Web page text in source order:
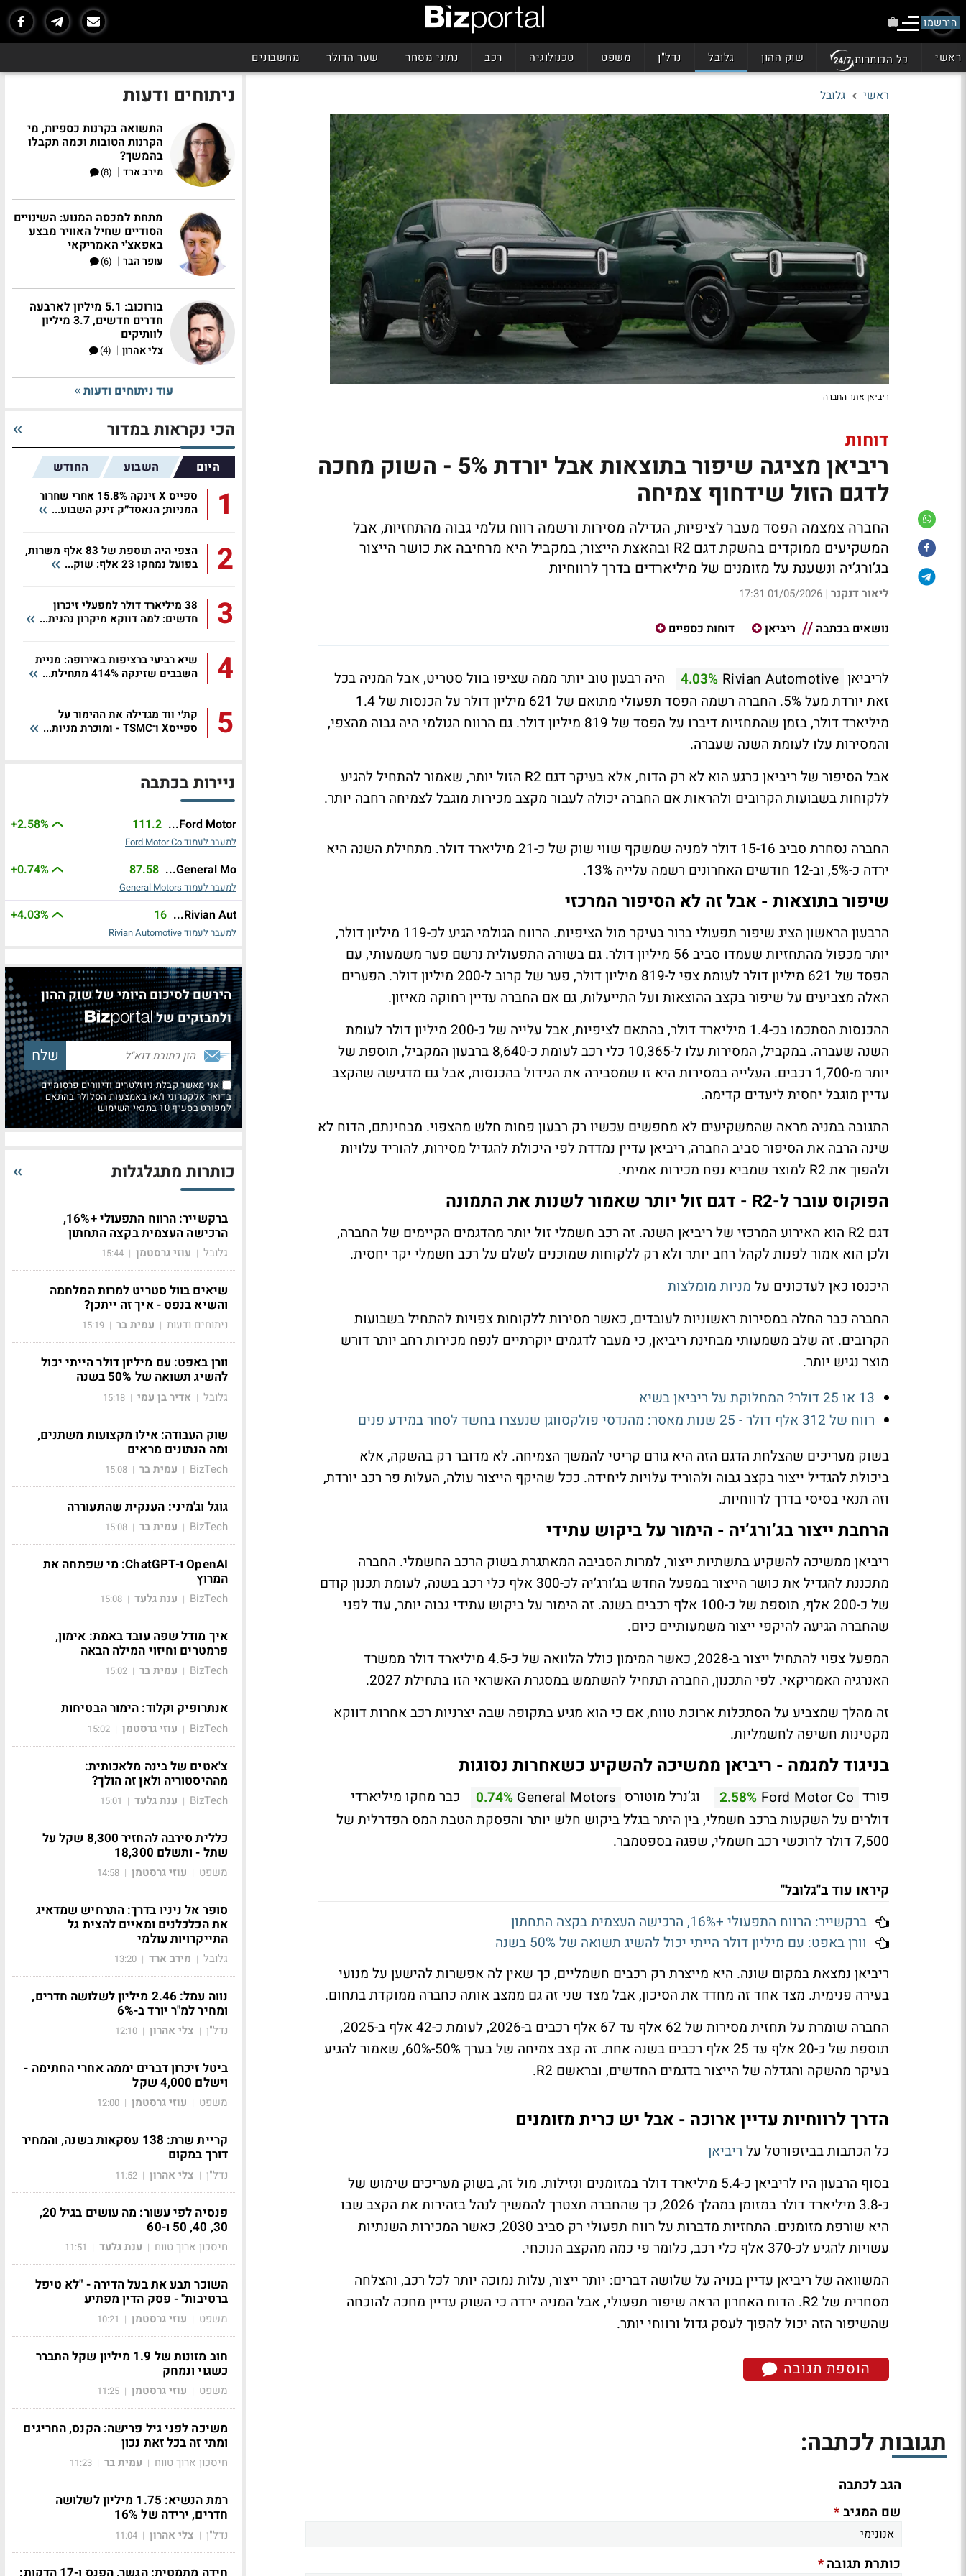
הירשמו
ראשי כל הכותרות שוק ההון גלובל נדל"ן משפט טכנולוגיה רכב נתוני מסחר שער הדולר מחשבונים
ראשי גלובל
ריביאן אתר החברה
דוחות
ריביאן מציגה שיפור בתוצאות אבל יורדת 5% - השוק מחכה
לדגם הזול שידחוף צמיחה
החברה צמצמה הפסד מעבר לציפיות, הגדילה מסירות ורשמה רווח גולמי גבוה מהתחזיות, אבל
המשקיעים ממוקדים בהשקת דגם R2 ובהאצת הייצור; במקביל היא מרחיבה את כושר הייצור
בג’ורג’יה ונשענת על מזומנים של מיליארדים בדרך לרווחיות
ליאור דנקנר |
01/05/2026 17:31
נושאים בכתבה ריביאן דוחות כספיים
לריביאן Rivian Automotive
4.03%
היה רבעון טוב יותר ממה שציפו בוול סטריט, אבל המניה בכל
זאת יורדת מעל 5%. החברה רשמה הפסד תפעולי מתואם של 621 מיליון דולר על הכנסות של 1.4
מיליארד דולר, בזמן שהתחזיות דיברו על הפסד של 819 מיליון דולר. גם הרווח הגולמי היה גבוה מהצפי,
והמסירות עלו לעומת השנה שעברה.
אבל הסיפור של ריביאן כרגע הוא לא רק הדוח, אלא בעיקר דגם R2 הזול יותר, שאמור להתחיל להגיע
ללקוחות בשבועות הקרובים ולהראות אם החברה יכולה לעבור מקצב מכירות מוגבל לצמיחה רחבה יותר.
החברה נסחרת סביב 15-16 דולר למניה שמשקף שווי שוק של כ-21 מיליארד דולר. מתחילת השנה היא
ירדה כ-5%, וב-12 חודשים האחרונים רשמה עלייה 13%.
שיפור בתוצאות - אבל זה לא הסיפור המרכזי
הרבעון הראשון הציג שיפור תפעולי ברור בעיקר מול הציפיות. הרווח הגולמי הגיע לכ-119 מיליון דולר,
יותר מכפול מהתחזיות שעמדו סביב 56 מיליון דולר. גם בשורה התפעולית נרשם פער משמעותי, עם
הפסד של 621 מיליון דולר לעומת צפי ל-819 מיליון דולר, פער של קרוב ל-200 מיליון דולר. הפערים
האלה מצביעים על שיפור בקצב ההוצאות ועל התייעלות, גם אם החברה עדיין רחוקה מאיזון.
ההכנסות הסתכמו בכ-1.4 מיליארד דולר, בהתאם לציפיות, אבל עלייה של כ-200 מיליון דולר לעומת
השנה שעברה. במקביל, המסירות עלו ל-10,365 כלי רכב לעומת כ-8,640 ברבעון המקביל, תוספת של
יותר מ-1,700 רכבים. העלייה במסירות היא זו שמסבירה את הגידול בהכנסות, אבל גם מדגישה שהקצב
עדיין מוגבל יחסית ליעדים קדימה.
התגובה במניה מראה שהמשקיעים לא מחפשים עכשיו רק רבעון פחות חלש מהצפוי. מבחינתם, הדוח לא
שינה הרבה את הסיפור סביב החברה, ריביאן עדיין נמדדת לפי היכולת להגדיל מסירות, להוריד עלויות
ולהפוך את R2 למוצר שמביא נפח מכירות אמיתי.
הפוקוס עובר ל-R2 - דגם זול יותר שאמור לשנות את התמונה
דגם R2 הוא האירוע המרכזי של ריביאן השנה. זה רכב חשמלי זול יותר מהדגמים הקיימים של החברה,
ולכן הוא אמור לפנות לקהל רחב יותר ולא רק ללקוחות שמוכנים לשלם על רכב חשמלי יקר יחסית.
היכנסו כאן לעדכונים על מניות מומלצות
החברה כבר החלה במסירות ראשוניות לעובדים, כאשר מסירות ללקוחות צפויות להתחיל בשבועות
הקרובים. זה שלב משמעותי מבחינת ריביאן, כי מעבר לדגמים יוקרתיים לנפח מכירות רחב יותר דורש
מוצר נגיש יותר.
13 או 25 דולר? המחלוקת על ריביאן בשיא
רווח של 312 אלף דולר - 25 שנות מאסר: מהנדסי פולקסווגן שנעצרו בחשד לסחר במידע פנים
בשוק מעריכים שהצלחת הדגם הזה היא גורם קריטי להמשך הצמיחה. לא מדובר רק בהשקה, אלא
ביכולת להגדיל ייצור בקצב גבוה ולהוריד עלויות ליחידה. ככל שהיקף הייצור עולה, העלות פר רכב יורדת,
וזה תנאי בסיסי בדרך לרווחיות.
הרחבת ייצור בג’ורג’יה - הימור על ביקוש עתידי
ריביאן ממשיכה להשקיע בתשתיות ייצור, למרות הסביבה המאתגרת בשוק הרכב החשמלי. החברה
מתכננת להגדיל את כושר הייצור במפעל החדש בג’ורג’יה לכ-300 אלף כלי רכב בשנה, לעומת תכנון קודם
של כ-200 אלף, תוספת של כ-100 אלף רכבים בשנה. זה הימור על ביקוש עתידי גבוה יותר, עוד לפני
שהחברה הגיעה להיקפי ייצור משמעותיים כיום.
המפעל צפוי להתחיל ייצור ב-2028, כאשר המימון כולל הלוואה של כ-4.5 מיליארד דולר ממשרד
האנרגיה האמריקאי. לפי התכנון, החברה תתחיל להשתמש במסגרת האשראי הזו בתחילת 2027.
זה מהלך שמצביע על הסתכלות ארוכת טווח, אם כי הוא מגיע בתקופה שבה יצרניות רכב אחרות דווקא
מקטינות חשיפה לחשמליות.
בניגוד למגמה - ריביאן ממשיכה להשקיע כשאחרות נסוגות
פורד Ford Motor Co
2.58% וג’נרל מוטורס General Motors
0.74%
כבר מחקו מיליארדי
דולרים על השקעות ברכב חשמלי, בין היתר בגלל ביקוש חלש יותר והפסקת הטבת המס הפדרלית של
7,500 דולר לרוכשי רכב חשמלי, שפגה בספטמבר.
קיראו עוד ב"גלובל"
ברקשייר: הרווח התפעולי +16%, הרכישה העצמית בקצה התחתון
וורן באפט: עם מיליון דולר הייתי יכול להשיג תשואה של 50% בשנה
ריביאן נמצאת במקום שונה. היא מייצרת רק רכבים חשמליים, כך שאין לה אפשרות להישען על מנועי
בעירה פנימית. מצד אחד זה מחדד את הסיכון, אבל מצד שני זה גם ממצב אותה כחברה ממוקדת בתחום.
החברה שומרת על תחזית מסירות של 62 אלף עד 67 אלף רכבים ב-2026, לעומת כ-42 אלף ב-2025,
תוספת של כ-20 אלף עד 25 אלף רכבים בשנה אחת. זה קצב צמיחה של בערך 50%-60%, שאמור להגיע
בעיקר מהשקה והגדלה של הייצור בדגמים החדשים, ובראשם R2.
הדרך לרווחיות עדיין ארוכה - אבל יש כרית מזומנים
כל הכתבות בביזפורטל על ריביאן
בסוף הרבעון היו לריביאן כ-5.4 מיליארד דולר במזומנים ונזילות. מול זה, בשוק מעריכים שימוש של
כ-3.8 מיליארד דולר במזומן במהלך 2026, כך שהחברה תצטרך להמשיך לנהל בזהירות את הקצב שבו
היא שורפת מזומנים. התחזיות מדברות על רווח תפעולי רק סביב 2030, כאשר המכירות השנתיות
עשויות להגיע לכ-370 אלף כלי רכב, כלומר פי כמה מהקצב הנוכחי.
המשוואה של ריביאן עדיין בנויה על שלושה דברים: יותר ייצור, עלות נמוכה יותר לכל רכב, והצלחה
מסחרית של R2. הדוח האחרון הראה שיפור תפעולי, אבל המניה ירדה כי השוק עדיין מחכה להוכחה
שהשיפור הזה יכול להפוך לעסק גדול ורווחי יותר.
הוספת תגובה
תגובות לכתבה:
הגב לכתבה
שם המגיב*
כותרת תגובה*
ניתוחים ודעות
התשואה בקרנות כספיות, מי
הקרנות הטובות וכמה תקבלו
בהמשך?
מירב ארד |
(8)
מתחת למכסה המנוע: השינויים
הסודיים שחיל האוויר מבצע
באפאצ'י האמריקאי
עופר הבר |
(6)
בורוכוב: 5.1 מיליון לארבעה
חדרים חדשים, 3.7 מיליון
לוותיקים
צלי אהרון |
(4)
עוד ניתוחים ודעות
הכי נקראות במדור
היום השבוע החודש
1
ספייס X זינקה 15.8% אחרי שחרור
המניות; הנאסד״ק זינק השבוע...
2
הצפי היה תוספת של 83 אלף משרות,
בפועל נמחקו 23 אלף: שוק...
3
38 מיליארד דולר למפעלי זיכרון
חדשים: למה דווקא מיקרון נהנית...
4
שיא רביעי ברציפות באירופה: מניית
השבבים שזינקה 414% מתחילת...
5
קת׳י ווד מגדילה את ההימור על
ספייסX ו־TSMC - ומוכרת מניות...
ניירות בכתבה
Ford Motor...
111.2
+2.58%
למעבר לעמוד Ford Motor Co
General Mo...
87.58
+0.74%
למעבר לעמוד General Motors
Rivian Aut...
16
+4.03%
למעבר לעמוד Rivian Automotive
הירשם לסיכום היומי של שוק ההון
ולמבזקים של
אני מאשר קבלת ניוזלטרים ודיוורים פרסומיים
בדואר אלקטרוני ו/או באמצעות הסלולר בהתאם
למפורט בסעיף 10 בתנאי השימוש
כותרות מתגלגלות
ברקשייר: הרווח התפעולי +16%,
הרכישה העצמית בקצה התחתון
גלובל | עוזי גרסטמן |
15:44
שיאים בוול סטריט למרות המלחמה
והשיא בנפט - איך זה ייתכן?
ניתוחים ודעות | עמית בר |
15:19
וורן באפט: עם מיליון דולר הייתי יכול
להשיג תשואה של 50% בשנה
גלובל | אדיר בן עמי |
15:18
שוק העבודה: אילו מקצועות משתנים,
ומה הנתונים מראים
BizTech
| עמית בר |
15:08
גוגל וג'מיני: הענקית שהתעוררה
BizTech
| עמית בר |
15:08
OpenAI ו-ChatGPT: מי שפתחה את
המרוץ
BizTech
| ענת גלעד |
15:08
איך מודל שפה עובד באמת: אימון,
פרמטרים וחיזוי המילה הבאה
BizTech
| עמית בר |
15:02
אנתרופיק וקלוד: הימור הבטיחות
BizTech
| עוזי גרסטמן |
15:02
צ'אטים של בינה מלאכותית:
מההיסטוריה ולאן זה הולך?
BizTech
| ענת גלעד |
15:01
כללית סירבה להחזיר 8,300 שקל על
שתל - ותשלם 18,300
משפט | עוזי גרסטמן |
14:58
סופר אל ניניו בדרך: התרחיש שמדאיג
את הכלכלנים ומאיים להצית גל
התייקרויות עולמי
גלובל | מירב ארד |
13:20
נווה עמל: 2.46 מיליון לשלושה חדרים,
ומחיר למ"ר יורד ב-6%
נדל"ן | צלי אהרון |
12:10
ביטל זיכרון דברים יממה אחרי החתימה -
וישלם 4,000 שקל
משפט | עוזי גרסטמן |
12:00
קריית שרת: 138 עסקאות בשנה, והמחיר
דורך במקום
נדל"ן | צלי אהרון |
11:52
פנסיה לפי עשור: מה עושים בגיל 20,
30, 40, 50 ו-60
חיסכון ארוך טווח | ענת גלעד |
11:51
השוכר תבע את בעל הדירה - "לא טיפל
ברטיבות" - פסק הדין מפתיע
משפט | עוזי גרסטמן |
10:21
חוב מזונות של 1.9 מיליון שקל התברר
כשגוי ונמחק
משפט | עוזי גרסטמן |
11:25
משיכה לפני גיל פרישה: הקנס, החריגים
ומתי זה בכל זאת נכון
חיסכון ארוך טווח | עמית בר |
11:23
רמת הנשיא: 1.75 מיליון לשלושה
חדרים, ירידה של 16%
נדל"ן | צלי אהרון |
11:04